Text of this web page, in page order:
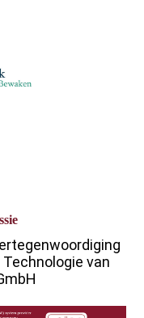
van